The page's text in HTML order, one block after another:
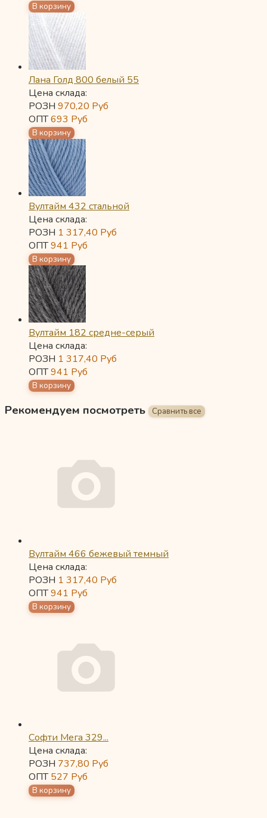
Лана Голд 800 белый 55
Цена склада:
РОЗН 970,20 Руб
ОПТ693 Руб
Вултайм 432 стальной
Цена склада:
РОЗН 1 317,40 Руб
ОПТ941 Руб
Вултайм 182 средне-серый
Цена склада:
РОЗН 1 317,40 Руб
ОПТ941 Руб
Рекомендуем посмотреть
Вултайм 466 бежевый темный
Цена склада:
РОЗН 1 317,40 Руб
ОПТ941 Руб
Софти Мега 329...
Цена склада:
РОЗН 737,80 Руб
ОПТ527 Руб